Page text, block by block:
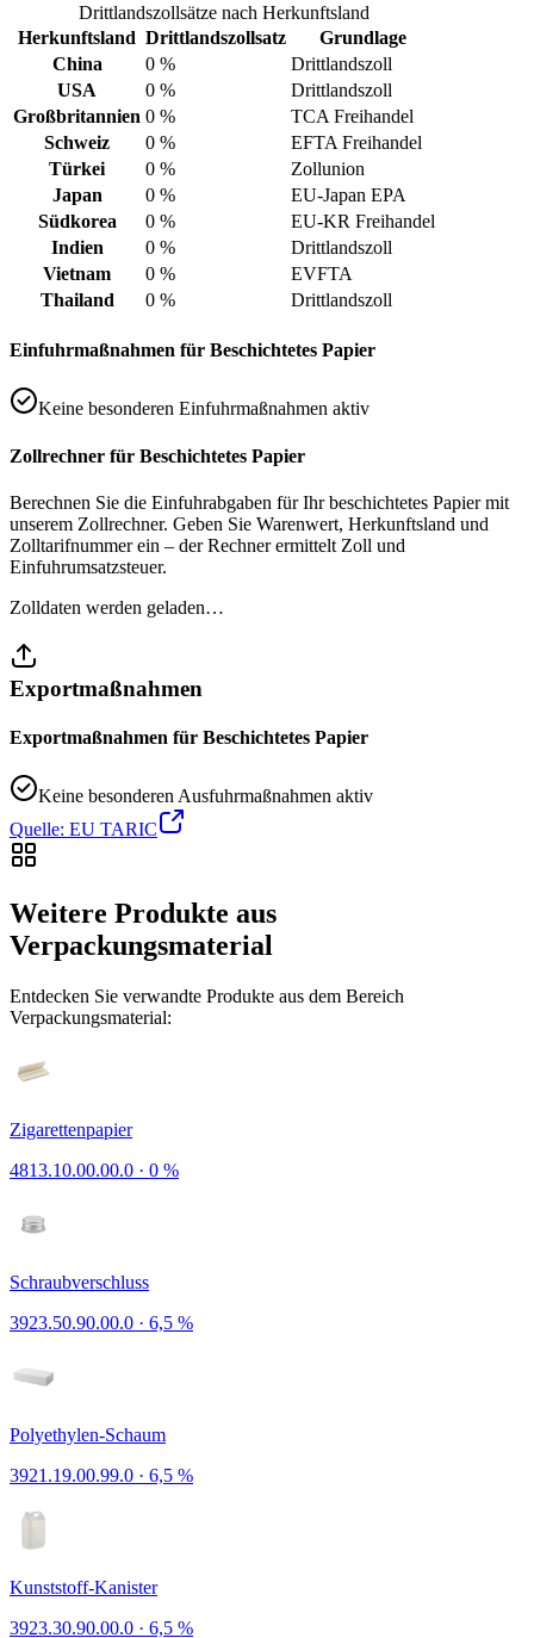
Drittlandszollsätze nach Herkunftsland
Herkunftsland Drittlandszollsatz
Grundlage
China
0 %
Drittlandszoll
USA
0 %
Drittlandszoll
Großbritannien 0 %
TCA Freihandel
Schweiz
0 %
EFTA Freihandel
Türkei
0 %
Zollunion
Japan
0 %
EU-Japan EPA
Südkorea
0 %
EU-KR Freihandel
Indien
0 %
Drittlandszoll
Vietnam
0 %
EVFTA
Thailand
0 % Drittlandszoll
Einfuhrmaßnahmen für Beschichtetes Papier
Keine besonderen Einfuhrmaßnahmen aktiv
Zollrechner für Beschichtetes Papier
Berechnen Sie die Einfuhrabgaben für Ihr beschichtetes Papier mit
unserem Zollrechner. Geben Sie Warenwert, Herkunftsland und
Zolltarifnummer ein – der Rechner ermittelt Zoll und
Einfuhrumsatzsteuer.
Zolldaten werden geladen…
Exportmaßnahmen
Exportmaßnahmen für Beschichtetes Papier
Keine besonderen Ausfuhrmaßnahmen aktiv
Quelle: EU TARIC
Weitere Produkte aus
Verpackungsmaterial
Entdecken Sie verwandte Produkte aus dem Bereich
Verpackungsmaterial:
Zigarettenpapier
4813.10.00.00.0 · 0 %
Schraubverschluss
3923.50.90.00.0 · 6,5 %
Polyethylen-Schaum
3921.19.00.99.0 · 6,5 %
Kunststoff-Kanister
3923.30.90.00.0 · 6,5 %